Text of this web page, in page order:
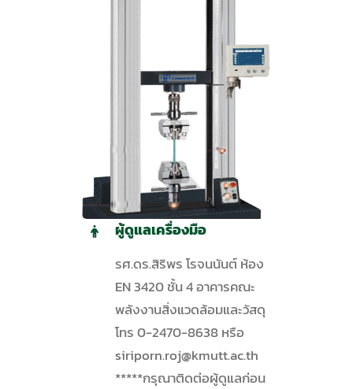
ผู้ดูแลเครื่องมือ
รศ.ดร.สิริพร โรจนนันต์ ห้อง
EN 3420 ชั้น 4 อาคารคณะ
พลังงานสิ่งแวดล้อมและวัสดุ
โทร 0-2470-8638 หรือ
siriporn.roj@kmutt.ac.th
*****กรุณาติดต่อผู้ดูแลก่อน